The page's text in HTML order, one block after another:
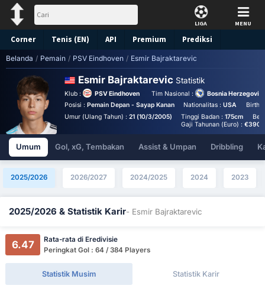
LIGA MENU
Corner Tenis (EN) API Premium Prediksi
Belanda / Pemain / PSV Eindhoven / Esmir Bajraktarevic
Esmir Bajraktarevic Statistik
Klub : PSV Eindhoven Tim Nasional :
Bosnia
Posisi : Pemain Depan - Sayap Kanan Nationalitas :USA
Umur (Ulang Tahun) : 21 (10/3/2005) Tinggi Badan :175cm
Gaji Tahunan (Euro) :
Umum Gol, xG, Tembakan Assist & Umpan Dribbling
2025/2026 2026/2027 2024/2025 2024 2023
2025/2026 & Statistik Karir- Esmir Bajraktarevic
6.47
Rata-rata di Eredivisie
Peringkat Gol : 64 / 384 Players
Statistik Musim Statistik Karir